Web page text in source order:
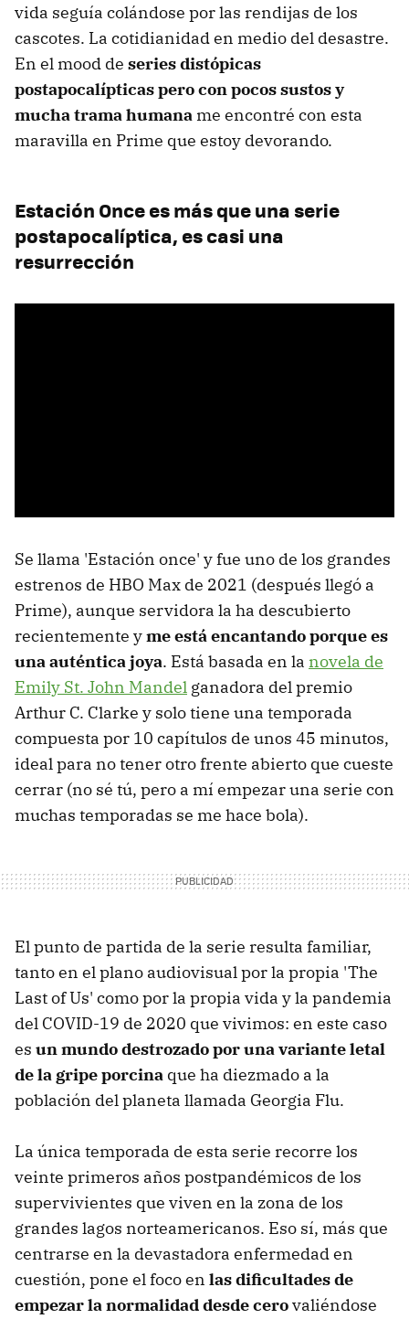
vida seguía colándose por las rendijas de los
cascotes. La cotidianidad en medio del desastre.
En el mood de series distópicas
postapocalípticas pero con pocos sustos y
mucha trama humana me encontré con esta
maravilla en Prime que estoy devorando.
Estación Once es más que una serie
postapocalíptica, es casi una
resurrección
Se llama 'Estación once' y fue uno de los grandes
estrenos de HBO Max de 2021 (después llegó a
Prime), aunque servidora la ha descubierto
recientemente yme está encantando porque es
una auténtica joya. Está basada en la novela de
Emily St. John Mandel ganadora del premio
Arthur C. Clarke y solo tiene una temporada
compuesta por 10 capítulos de unos 45 minutos,
ideal para no tener otro frente abierto que cueste
cerrar (no sé tú, pero a mí empezar una serie con
muchas temporadas se me hace bola).
El punto de partida de la serie resulta familiar,
tanto en el plano audiovisual por la propia 'The
Last of Us' como por la propia vida y la pandemia
del COVID-19 de 2020 que vivimos: en este caso
es un mundo destrozado por una variante letal
de la gripe porcina que ha diezmado a la
población del planeta llamada Georgia Flu.
La única temporada de esta serie recorre los
veinte primeros años postpandémicos de los
supervivientes que viven en la zona de los
grandes lagos norteamericanos. Eso sí, más que
centrarse en la devastadora enfermedad en
cuestión, pone el foco en las dificultades de
empezar la normalidad desde cerovaliéndose